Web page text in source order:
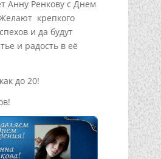
Анну Ренкову с Днем
крепкого
и да будут
и радость в её
до 20!